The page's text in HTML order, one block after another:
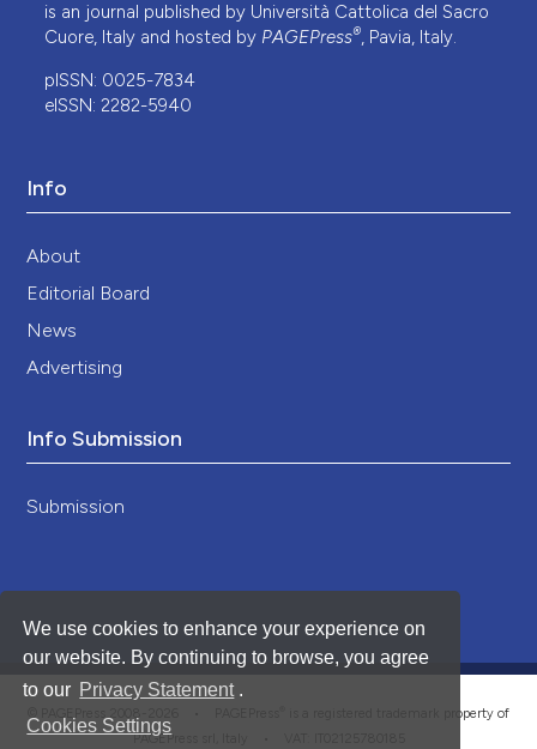
We use cookies to enhance your experience on
our website. By continuing to browse, you agree
to our Privacy Statement .
Cookies Settings
is an journal published by Università Cattolica del Sacro
Cuore, Italy and hosted by PAGEPress®, Pavia, Italy.
pISSN: 0025-7834
eISSN: 2282-5940
Info
About
Editorial Board
News
Advertising
Info Submission
Submission
is a registered trademark property of
PAGEPress srl, Italy • VAT: IT02125780185